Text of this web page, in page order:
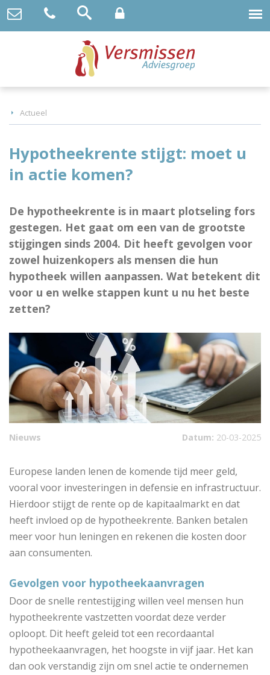
Actueel
Hypotheekrente stijgt: moet u
in actie komen?
De hypotheekrente is in maart plotseling fors
gestegen. Het gaat om een van de grootste
stijgingen sinds 2004. Dit heeft gevolgen voor
zowel huizenkopers als mensen die hun
hypotheek willen aanpassen. Wat betekent dit
voor u en welke stappen kunt u nu het beste
zetten?
Nieuws Datum: 20-03-2025
Europese landen lenen de komende tijd meer geld,
vooral voor investeringen in defensie en infrastructuur.
Hierdoor stijgt de rente op de kapitaalmarkt en dat
heeft invloed op de hypotheekrente. Banken betalen
meer voor hun leningen en rekenen die kosten door
aan consumenten.
Gevolgen voor hypotheekaanvragen
Door de snelle rentestijging willen veel mensen hun
hypotheekrente vastzetten voordat deze verder
oploopt. Dit heeft geleid tot een recordaantal
hypotheekaanvragen, het hoogste in vijf jaar. Het kan
dan ook verstandig zijn om snel actie te ondernemen